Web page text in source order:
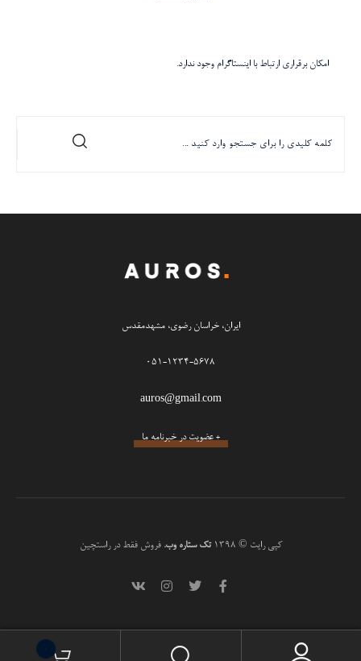
امکان برقراری ارتباط با اینستاگرام وجود ندارد.
ایران، خراسان رضوی، مشهدمقدس
051-1234-5678
auros@gmail.com
+ عضویت در خبرنامه ما
کپی رایت © 1398 تک ستاره وب. فروش فقط در راستچین